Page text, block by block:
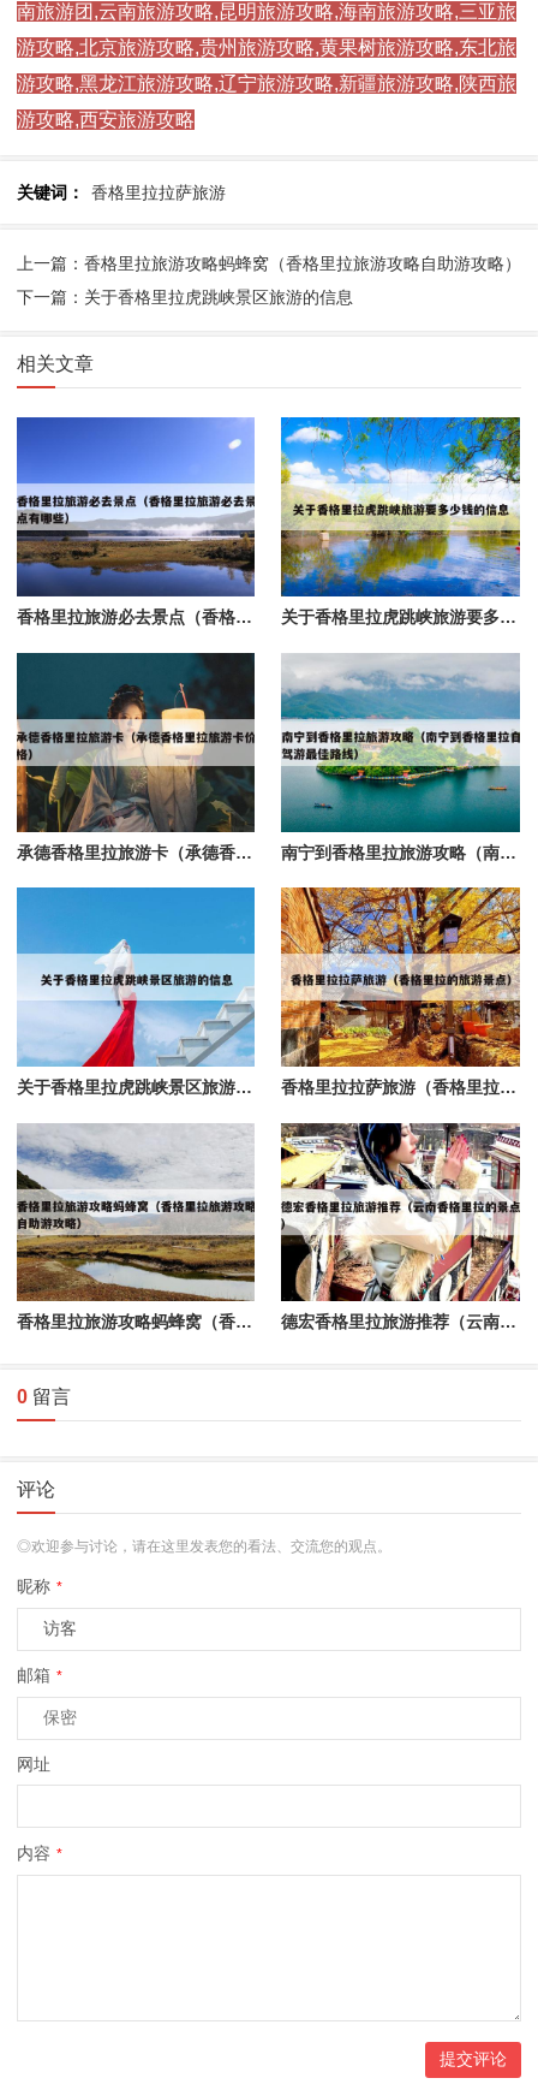
南旅游团,云南旅游攻略,昆明旅游攻略,海南旅游攻略,三亚旅
游攻略,北京旅游攻略,贵州旅游攻略,黄果树旅游攻略,东北旅
游攻略,黑龙江旅游攻略,辽宁旅游攻略,新疆旅游攻略,陕西旅
游攻略,西安旅游攻略
关键词： 香格里拉拉萨旅游
上一篇：香格里拉旅游攻略蚂蜂窝（香格里拉旅游攻略自助游攻略）
下一篇：关于香格里拉虎跳峡景区旅游的信息
相关文章
香格里拉旅游必去景点（香格里拉旅游必去景点有哪些） 关于香格里拉虎跳峡旅游要多少钱的信息
承德香格里拉旅游卡（承德香格里拉旅游卡价格） 南宁到香格里拉旅游攻略（南宁到香格里拉自驾游最佳路线）
关于香格里拉虎跳峡景区旅游的信息 香格里拉拉萨旅游（香格里拉的旅游景点）
香格里拉旅游攻略蚂蜂窝（香格里拉旅游攻略自助游攻略） 德宏香格里拉旅游推荐（云南香格里拉的景点）
0 留言
评论
◎欢迎参与讨论，请在这里发表您的看法、交流您的观点。
昵称 *
邮箱 *
网址
内容 *